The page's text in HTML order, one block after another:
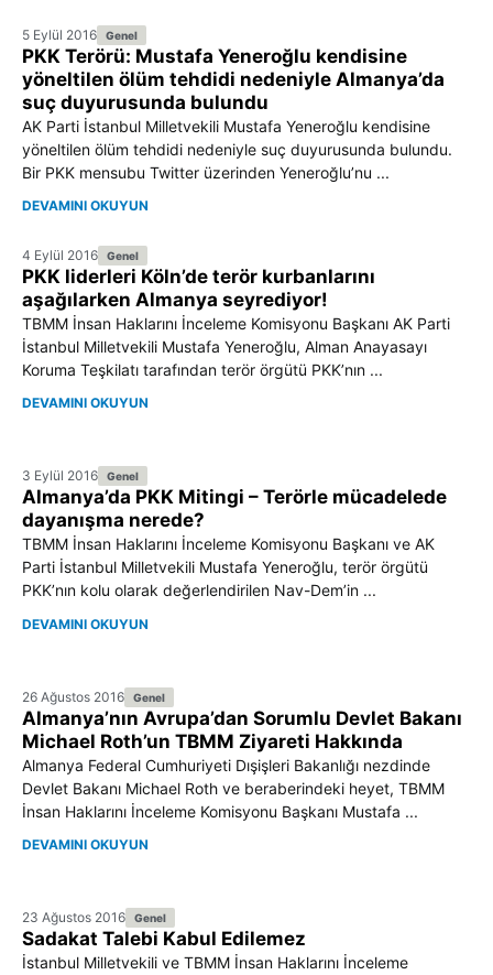
5 Eylül 2016 Genel
PKK Terörü: Mustafa Yeneroğlu kendisine
yöneltilen ölüm tehdidi nedeniyle Almanya’da
suç duyurusunda bulundu
AK Parti İstanbul Milletvekili Mustafa Yeneroğlu kendisine
yöneltilen ölüm tehdidi nedeniyle suç duyurusunda bulundu.
Bir PKK mensubu Twitter üzerinden Yeneroğlu’nu ...
DEVAMINI OKUYUN
4 Eylül 2016 Genel
PKK liderleri Köln’de terör kurbanlarını
aşağılarken Almanya seyrediyor!
TBMM İnsan Haklarını İnceleme Komisyonu Başkanı AK Parti
İstanbul Milletvekili Mustafa Yeneroğlu, Alman Anayasayı
Koruma Teşkilatı tarafından terör örgütü PKK’nın ...
DEVAMINI OKUYUN
3 Eylül 2016 Genel
Almanya’da PKK Mitingi – Terörle mücadelede
dayanışma nerede?
TBMM İnsan Haklarını İnceleme Komisyonu Başkanı ve AK
Parti İstanbul Milletvekili Mustafa Yeneroğlu, terör örgütü
PKK’nın kolu olarak değerlendirilen Nav-Dem’in ...
DEVAMINI OKUYUN
26 Ağustos 2016 Genel
Almanya’nın Avrupa’dan Sorumlu Devlet Bakanı
Michael Roth’un TBMM Ziyareti Hakkında
Almanya Federal Cumhuriyeti Dışişleri Bakanlığı nezdinde
Devlet Bakanı Michael Roth ve beraberindeki heyet, TBMM
İnsan Haklarını İnceleme Komisyonu Başkanı Mustafa ...
DEVAMINI OKUYUN
23 Ağustos 2016 Genel
Sadakat Talebi Kabul Edilemez
İstanbul Milletvekili ve TBMM İnsan Haklarını İnceleme